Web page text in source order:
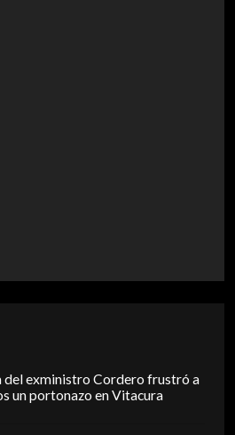
del exministro Cordero frustró a
un portonazo en Vitacura